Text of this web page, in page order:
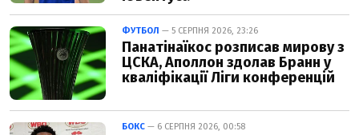
ФУТБОЛ — 5 СЕРПНЯ 2026, 23:26
Панатінаїкос розписав мирову з
ЦСКА, Аполлон здолав Бранн у
кваліфікації Ліги конференцій
БОКС — 6 СЕРПНЯ 2026, 00:58